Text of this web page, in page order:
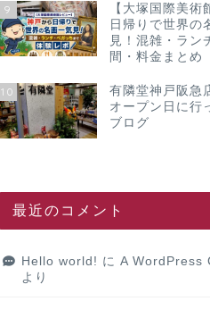
9
【大塚国際美術
日帰りで世界の
見！混雑・ラン
間・料金まとめ
10
有隣堂神戸阪急
オープン日に行
ブログ
最近のコメント
Hello world! に A WordPress
より